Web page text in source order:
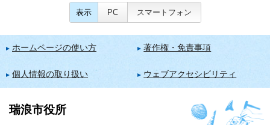
表示 PC スマートフォン
ホームページの使い方 著作権・免責事項
個人情報の取り扱い ウェブアクセシビリティ
瑞浪市役所